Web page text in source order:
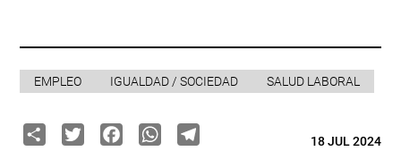
EMPLEO IGUALDAD / SOCIEDAD SALUD LABORAL
ShareTwitterFacebook
WhatsApp
Telegram18 JUL 2024